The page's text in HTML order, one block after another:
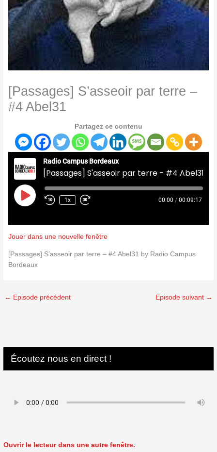
[Passages] S’asseoir par terre –
#4 Abel31
Partagez ce contenu
Radio Campus Bordeaux
[Passages] S'asseoir par terre - #4 Abel31
Play
Episode
1x 00:00 / 00:09:17
Jouer dans une nouvelle fenêtre
[Passages] S’asseoir par terre – #4 Abel31 by Radio Campus
Bordeaux
← Episode précédent Episode suivant →
Écoutez nous en direct !
Ouvrir le lecteur dans une autre fenêtre.